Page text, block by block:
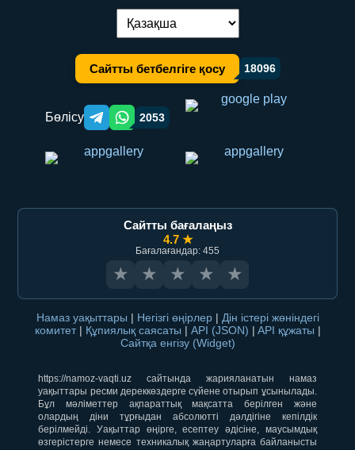
Тілді ауыстыру:
Сайтты бетбелгіге қосу 18096
Бөлісу Telegram orqali ulashish
WhatsApp orqali ulashish
2053
Сайтты бағалаңыз
4.7 ★
Бағалағандар: 455
★ ★ ★ ★ ★
Намаз уақыттары | Негізгі өңірлер | Дін істері жөніндегі
комитет | Құпиялық саясаты | API (JSON) | API құжаты |
Сайтқа енгізу (Widget)
https://namoz-vaqti.uz сайтында жарияланатын намаз
уақыттары ресми дереккөздерге сүйене отырып ұсынылады.
Бұл мәліметтер ақпараттық мақсатта берілген және
олардың діни тұрғыдан абсолютті дәлдігіне кепілдік
берілмейді. Уақыттар өңірге, есептеу әдісіне, маусымдық
өзгерістерге немесе техникалық жаңартуларға байланысты